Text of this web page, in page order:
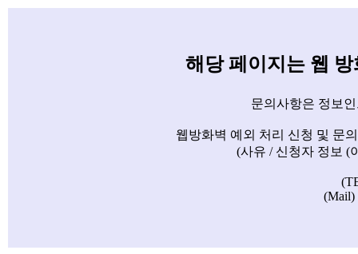
해당 페이지는 웹
문의사항은 정보
웹방화벽 예외 처리 신청 및 문
(사유 / 신청자 정보 (
(Mail)